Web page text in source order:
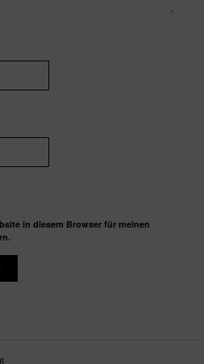
in diesem Browser für meinen